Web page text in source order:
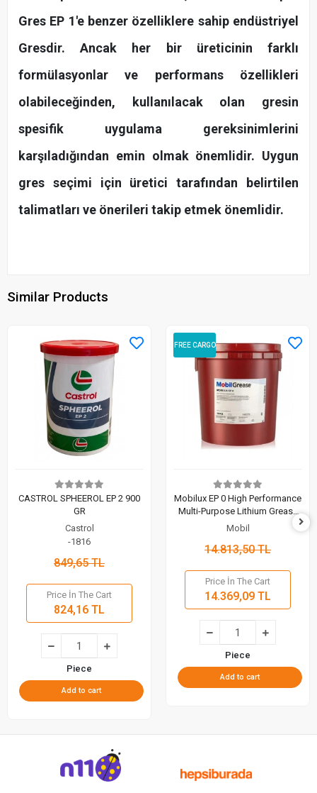
Gres EP 1'e benzer özelliklere sahip endüstriyel
Gresdir. Ancak her bir üreticinin farklı
formülasyonlar ve performans özellikleri
olabileceğinden, kullanılacak olan gresin
spesifik uygulama gereksinimlerini
karşıladığından emin olmak önemlidir. Uygun
gres seçimi için üretici tarafından belirtilen
talimatları ve önerileri takip etmek önemlidir.
Similar Products
CASTROL SPHEEROL EP 2 900
GR
Castrol
-1816
849,65 TL
Price İn The Cart
824,16 TL
Piece
Add to cart
FREE CARGO
Mobilux EP 0 High Performance
Multi-Purpose Lithium Grease
18 KG
Mobil
14.813,50 TL
Price İn The Cart
14.369,09 TL
Piece
Add to cart